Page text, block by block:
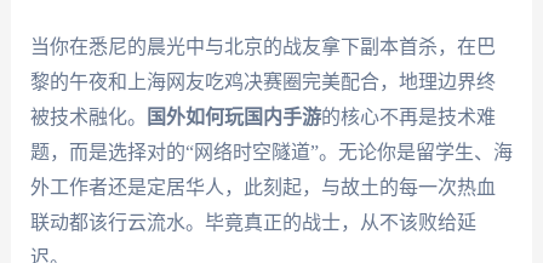
当你在悉尼的晨光中与北京的战友拿下副本首杀，在巴
黎的午夜和上海网友吃鸡决赛圈完美配合，地理边界终
被技术融化。
国外如何玩国内手游的核心不再是技术难
题，而是选择对的“网络时空隧道”。无论你是留学生、海
外工作者还是定居华人，此刻起，与故土的每一次热血
联动都该行云流水。毕竟真正的战士，从不该败给延
迟。